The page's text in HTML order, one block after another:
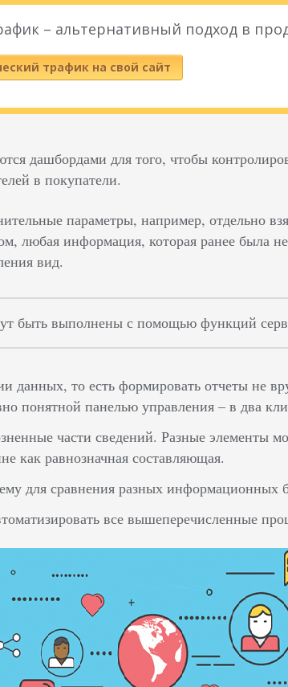
– альтернативный подход в
трафик на свой сайт
дашбордами для того, чтобы
в покупатели.
параметры, например, отдельно
любая информация, которая ранее была
вид.
быть выполнены с помощью функций
данных, то есть формировать отчеты не
понятной панелью управления – в два
части сведений. Разные элементы
как равнозначная составляющая.
для сравнения разных информационных
все вышеперечисленные